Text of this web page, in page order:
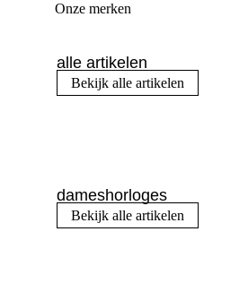
Onze merken
alle artikelen
Bekijk alle artikelen
dameshorloges
Bekijk alle artikelen